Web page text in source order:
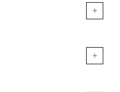
+
+